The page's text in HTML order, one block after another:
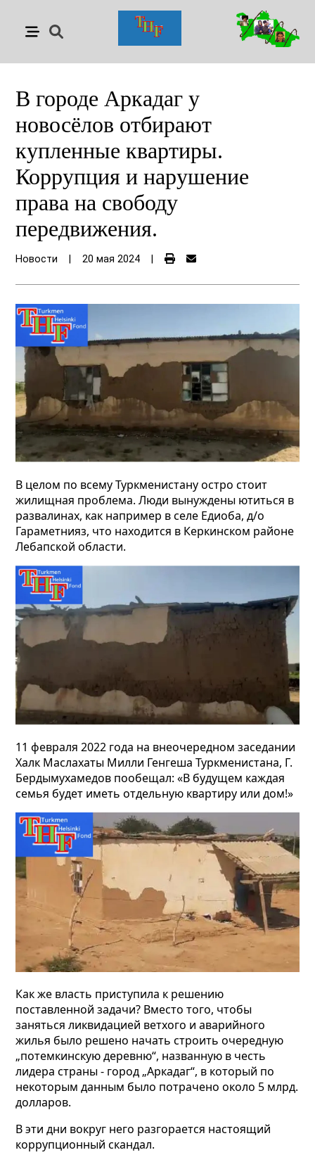
В городе Аркадаг у
новосёлов отбирают
купленные квартиры.
Коррупция и нарушение
права на свободу
передвижения.
Новости 20 мая 2024
В целом по всему Туркменистану остро стоит
жилищная проблема. Люди вынуждены ютиться в
развалинах, как например в селе Едиоба, д/о
Гараметнияз, что находится в Керкинском районе
Лебапской области.
11 февраля 2022 года на внеочередном заседании
Халк Маслахаты Милли Генгеша Туркменистана, Г.
Бердымухамедов пообещал: «В будущем каждая
семья будет иметь отдельную квартиру или дом!»
Как же власть приступила к решению
поставленной задачи? Вместо того, чтобы
заняться ликвидацией ветхого и аварийного
жилья было решено начать строить очередную
„потемкинскую деревню“, названную в честь
лидера страны - город „Аркадаг“, в который по
некоторым данным было потрачено около 5 млрд.
долларов.
В эти дни вокруг него разгорается настоящий
коррупционный скандал.